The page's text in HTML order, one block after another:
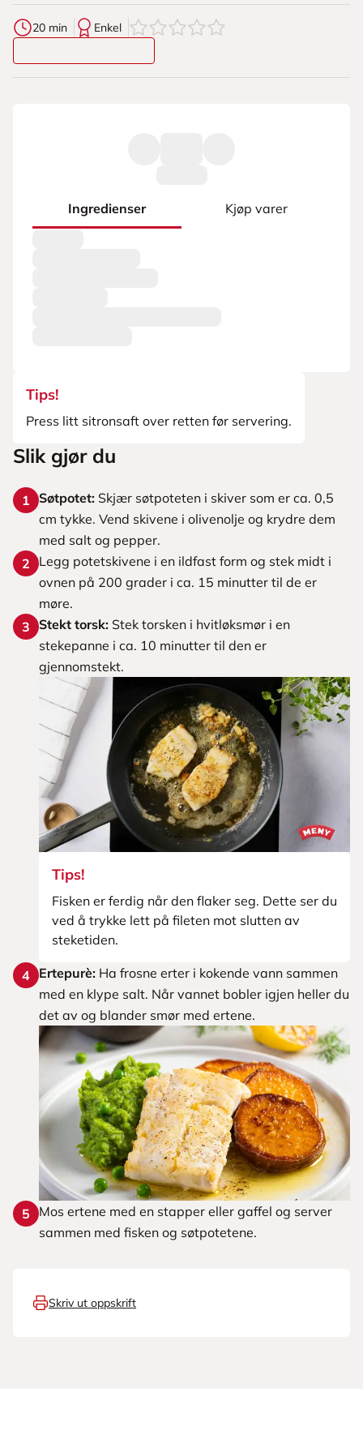
20 min Enkel 0av5stjerner
Ingredienser Kjøp varer
Tips!
Press litt sitronsaft over retten før servering.
Slik gjør du
1 Søtpotet: Skjær søtpoteten i skiver som er ca. 0,5
cm tykke. Vend skivene i olivenolje og krydre dem
med salt og pepper.
2
Legg potetskivene i en ildfast form og stek midt i
ovnen på 200 grader i ca. 15 minutter til de er
møre.
3 Stekt torsk: Stek torsken i hvitløksmør i en
stekepanne i ca. 10 minutter til den er
gjennomstekt.
Tips!
Fisken er ferdig når den flaker seg. Dette ser du
ved å trykke lett på fileten mot slutten av
steketiden.
4 Ertepurè: Ha frosne erter i kokende vann sammen
med en klype salt. Når vannet bobler igjen heller du
det av og blander smør med ertene.
5
Mos ertene med en stapper eller gaffel og server
sammen med fisken og søtpotetene.
Skriv ut oppskrift